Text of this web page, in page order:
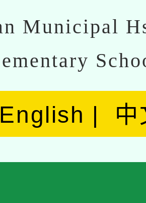
Municipal
ementary
English 中